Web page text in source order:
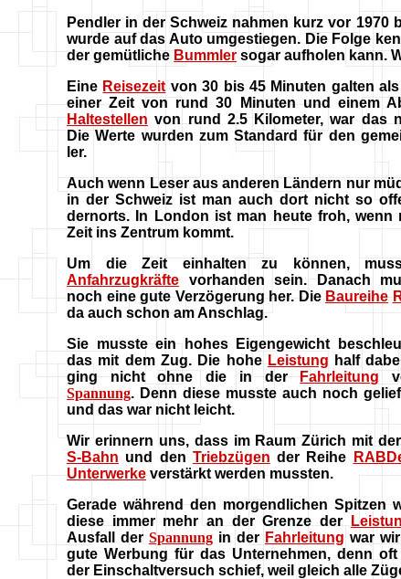
Pendler in der Schweiz nahmen kurz vor 1970
wurde auf das Auto umgestiegen. Die Folge
der gemütliche Bummler sogar aufholen kann.
Eine Reisezeit von 30 bis 45 Minuten galten
einer Zeit von rund 30 Minuten und einem
Haltestellen von rund 2.5 Kilometer, war das
Die Werte wurden zum Standard für den
ler.
Auch wenn Leser aus anderen Ländern nur
in der Schweiz ist man auch dort nicht so
dernorts. In London ist man heute froh, wenn
Zeit ins Zentrum kommt.
Um die Zeit einhalten zu können,
Anfahrzugkräfte vorhanden sein. Danach
noch eine gute Verzögerung her. Die Baureihe
da auch schon am Anschlag.
Sie musste ein hohes Eigengewicht
das mit dem Zug. Die hohe Leistung half
ging nicht ohne die in der
Fahrleitung
Spannung. Denn diese musste auch noch
und das war nicht leicht.
Wir erinnern uns, dass im Raum Zürich mit
S-Bahn und den Triebzügen der Reihe
Unterwerke verstärkt werden mussten.
Gerade während den morgendlichen Spitzen
diese immer mehr an der Grenze der
Ausfall der Spannung in der Fahrleitung war
gute Werbung für das Unternehmen, denn
der Einschaltversuch schief, weil gleich alle